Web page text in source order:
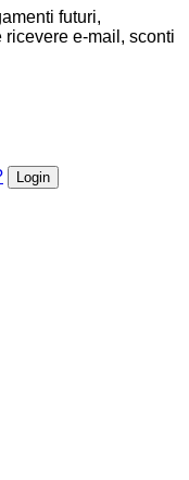
futuri,
e-mail, sconti